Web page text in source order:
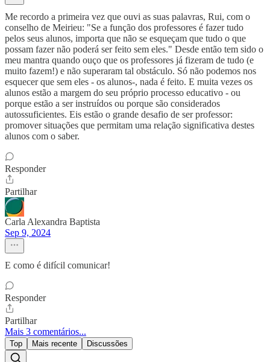
Me recordo a primeira vez que ouvi as suas palavras, Rui, com o
conselho de Meirieu: "Se a função dos professores é fazer tudo
pelos seus alunos, importa que não se esqueçam que tudo o que
possam fazer não poderá ser feito sem eles." Desde então tem sido o
meu mantra quando ouço que os professores já fizeram de tudo (e
muito fazem!) e não superaram tal obstáculo. Só não podemos nos
esquecer que sem eles - os alunos-, nada é feito. E muita vezes os
alunos estão a margem do seu próprio processo educativo - ou
porque estão a ser instruídos ou porque são considerados
autossuficientes. Eis estão o grande desafio de ser professor:
promover situações que permitam uma relação significativa destes
alunos com o saber.
Responder
Partilhar
Carla Alexandra Baptista
Sep 9, 2024
E como é difícil comunicar!
Responder
Partilhar
Mais 3 comentários...
Top Mais recente Discussões